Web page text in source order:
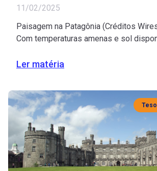
11/02/2025
Paisagem na Patagônia (Créditos
Com temperaturas amenas e sol
lagoas cristalinas A Patagônia fica na
umidade. Porém, muitas pessoas
[…]
Ler matéria